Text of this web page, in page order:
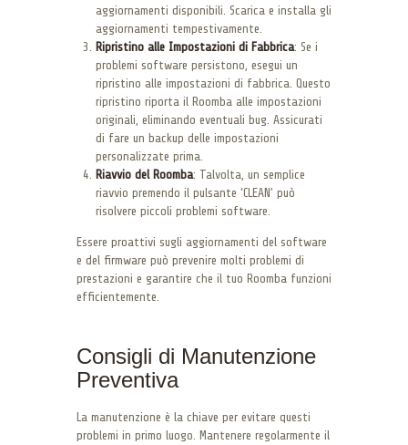
aggiornamenti disponibili. Scarica e installa gli
aggiornamenti tempestivamente.
Ripristino alle Impostazioni di Fabbrica: Se i
problemi software persistono, esegui un
ripristino alle impostazioni di fabbrica. Questo
ripristino riporta il Roomba alle impostazioni
originali, eliminando eventuali bug. Assicurati
di fare un backup delle impostazioni
personalizzate prima.
Riavvio del Roomba: Talvolta, un semplice
riavvio premendo il pulsante ‘CLEAN’ può
risolvere piccoli problemi software.
Essere proattivi sugli aggiornamenti del software
e del firmware può prevenire molti problemi di
prestazioni e garantire che il tuo Roomba funzioni
efficientemente.
Consigli di Manutenzione
Preventiva
La manutenzione è la chiave per evitare questi
problemi in primo luogo. Mantenere regolarmente il